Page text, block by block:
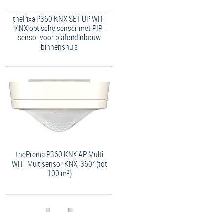
thePixa P360 KNX SET UP WH |
KNX optische sensor met PIR-
sensor voor plafondinbouw
binnenshuis
thePrema P360 KNX AP Multi
WH | Multisensor KNX, 360° (tot
100 m²)